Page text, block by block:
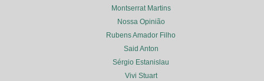
Montserrat Martins
Nossa Opinião
Rubens Amador Filho
Said Anton
Sérgio Estanislau
Vivi Stuart